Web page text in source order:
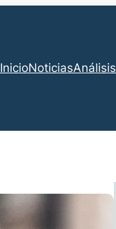
InicioNoticiasAnálisis